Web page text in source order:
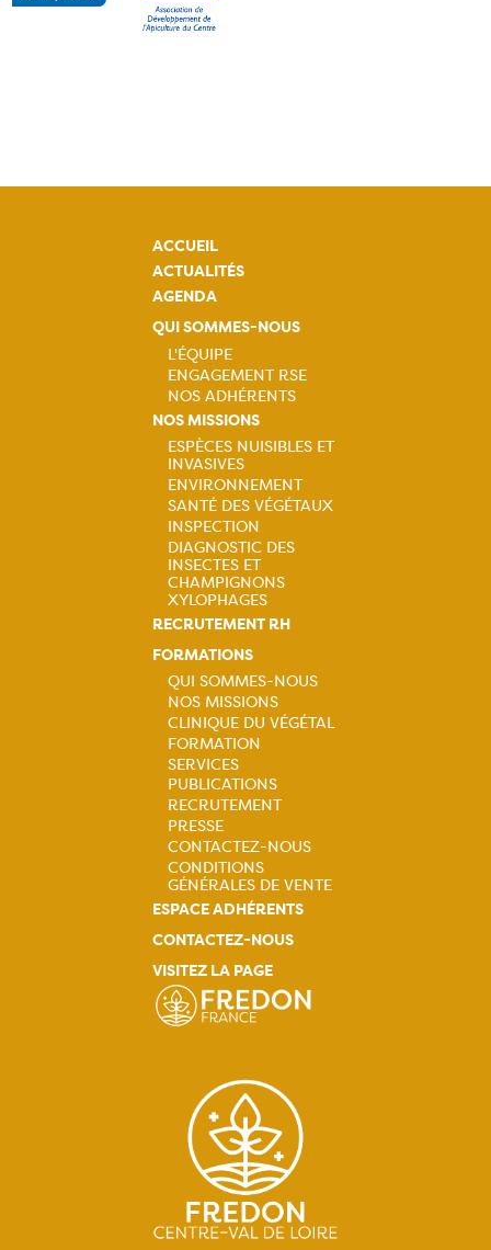
ACCUEIL
ACTUALITÉS
AGENDA
QUI SOMMES-NOUS
Navigation
principale
L'ÉQUIPE
ENGAGEMENT RSE
NOS ADHÉRENTS
NOS MISSIONS
Navigation
principale
ESPÈCES NUISIBLES ET
INVASIVES
ENVIRONNEMENT
SANTÉ DES VÉGÉTAUX
INSPECTION
DIAGNOSTIC DES
INSECTES ET
CHAMPIGNONS
XYLOPHAGES
RECRUTEMENT RH
FORMATIONS
Navigation
principale
QUI SOMMES-NOUS
NOS MISSIONS
CLINIQUE DU VÉGÉTAL
FORMATION
SERVICES
PUBLICATIONS
RECRUTEMENT
PRESSE
CONTACTEZ-NOUS
CONDITIONS
GÉNÉRALES DE VENTE
ESPACE ADHÉRENTS
CONTACTEZ-NOUS
VISITEZ LA PAGE